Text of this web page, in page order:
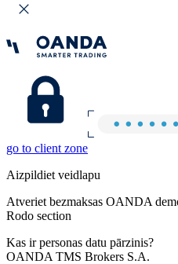
go to client zone
Aizpildiet veidlapu
Atveriet bezmaksas OANDA
Rodo section
Kas ir personas datu pārzinis?
OANDA TMS Brokers S.A.